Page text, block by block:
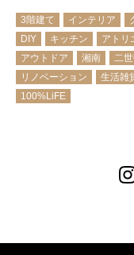
3階建て インテリア
DIY
キッチン アトリ
アウトドア
湘南 二
リノベーション
生活雑
100%LiFE